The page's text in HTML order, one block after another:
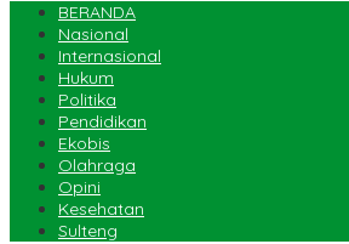
BERANDA
Nasional
Internasional
Hukum
Politika
Pendidikan
Ekobis
Olahraga
Opini
Kesehatan
Sulteng